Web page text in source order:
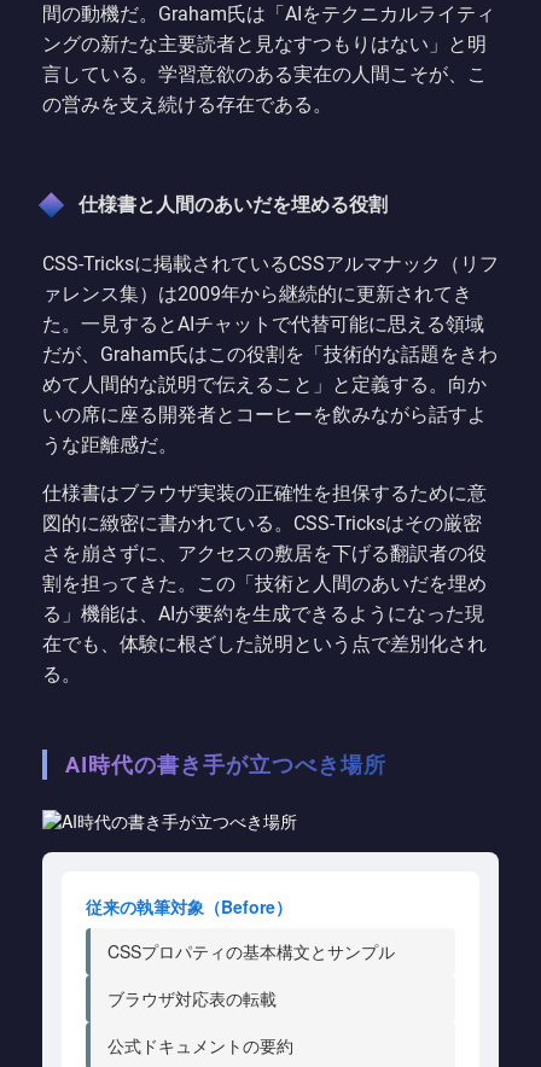
間の動機だ。Graham氏は「AIをテクニカルライティ
ングの新たな主要読者と見なすつもりはない」と明
言している。学習意欲のある実在の人間こそが、こ
の営みを支え続ける存在である。
仕様書と人間のあいだを埋める役割
CSS-Tricksに掲載されているCSSアルマナック（リフ
ァレンス集）は2009年から継続的に更新されてき
た。一見するとAIチャットで代替可能に思える領域
だが、Graham氏はこの役割を「技術的な話題をきわ
めて人間的な説明で伝えること」と定義する。向か
いの席に座る開発者とコーヒーを飲みながら話すよ
うな距離感だ。
仕様書はブラウザ実装の正確性を担保するために意
図的に緻密に書かれている。CSS-Tricksはその厳密
さを崩さずに、アクセスの敷居を下げる翻訳者の役
割を担ってきた。この「技術と人間のあいだを埋め
る」機能は、AIが要約を生成できるようになった現
在でも、体験に根ざした説明という点で差別化され
る。
AI時代の書き手が立つべき場所
従来の執筆対象（Before）
CSSプロパティの基本構文とサンプル
ブラウザ対応表の転載
公式ドキュメントの要約